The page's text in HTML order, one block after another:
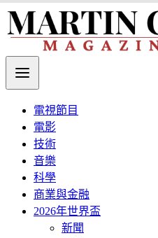
電視節目
電影
技術
音樂
科學
商業與金融
2026年世界盃
新聞